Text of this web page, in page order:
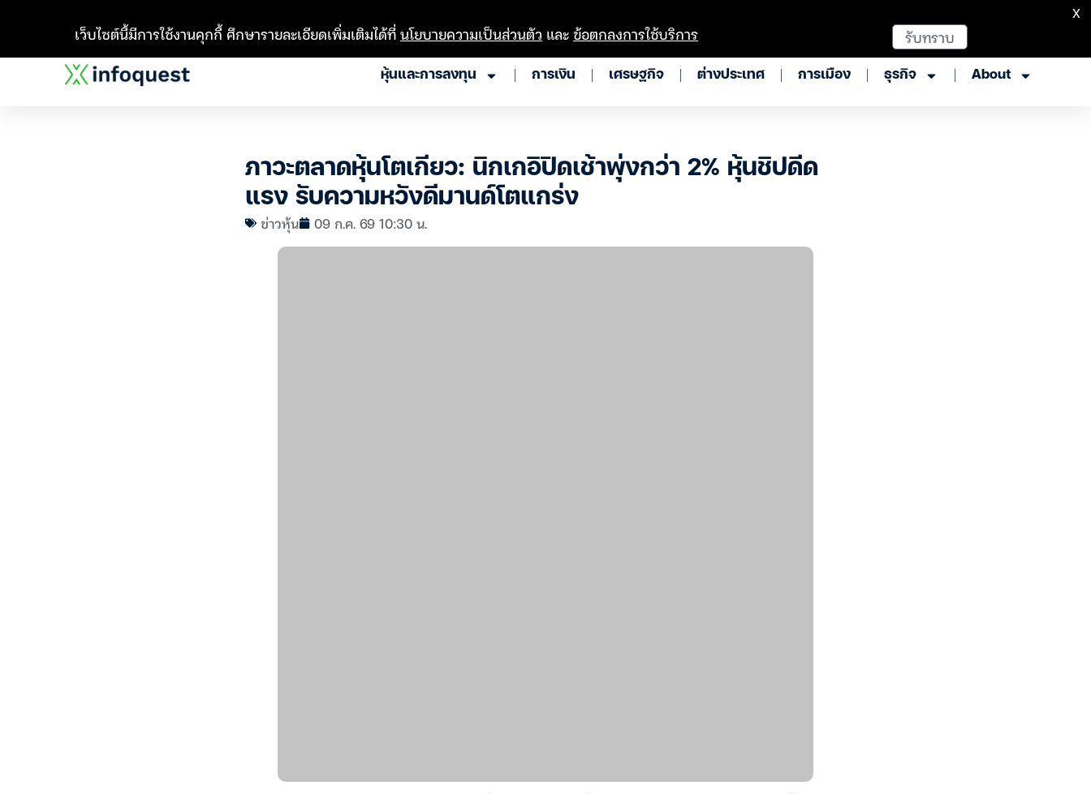
หุ้นและการลงทุน การเงิน เศรษฐกิจ ต่างประเทศ การเมือง ธุรกิจ About
ภาวะตลาดหุ้นโตเกียว: นิกเกอิปิดเช้าพุ่งกว่า 2% หุ้นชิปดีด
แรง รับความหวังดีมานด์โตแกร่ง
ข่าวหุ้น 09 ก.ค. 69 10:30 น.
เว็บไซต์นี้มีการใช้งานคุกกี้ ศึกษารายละเอียดเพิ่มเติมได้ที่นโยบายความเป็นส่วนตัว และข้อตกลงการใช้บริการ รับทราบ
X